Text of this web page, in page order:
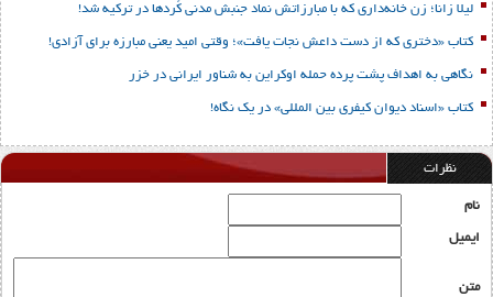
لیلا زانا؛ زن خانه‌داری که با مبارزاتش نماد جنبش مدنی کُردها در ترکیه شد!
کتاب «دختری که از دست داعش نجات یافت»؛ وقتی امید یعنی مبارزه برای آزادی!
نگاهی به اهداف پشت پرده حمله اوکراین به شناور ایرانی در خزر
کتاب «اسناد دیوان کیفری بین المللی» در یک نگاه!
نظرات
نام
ایمیل
متن